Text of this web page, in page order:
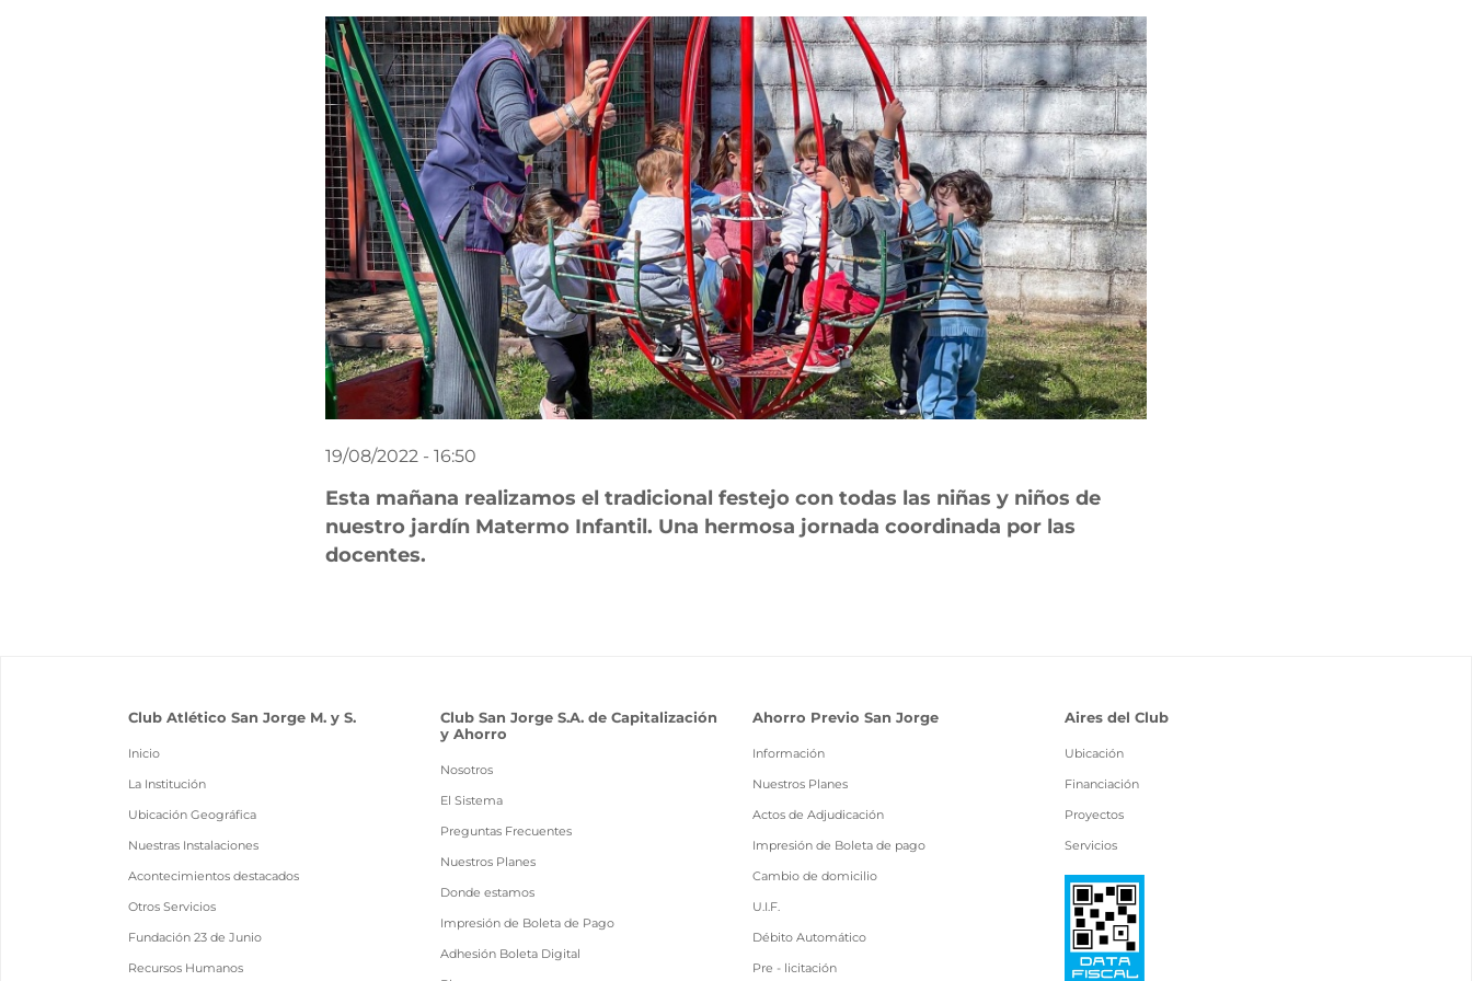
19/08/2022 - 16:50
Esta mañana realizamos el tradicional festejo con todas las niñas y niños de
nuestro jardín Matermo Infantil. Una hermosa jornada coordinada por las
docentes.
Club Atlético San Jorge M. y S.
Inicio
La Institución
Ubicación Geográfica
Nuestras Instalaciones
Acontecimientos destacados
Otros Servicios
Fundación 23 de Junio
Recursos Humanos
Club San Jorge S.A. de Capitalización
y Ahorro
Nosotros
El Sistema
Preguntas Frecuentes
Nuestros Planes
Donde estamos
Impresión de Boleta de Pago
Adhesión Boleta Digital
Ahorro Previo San Jorge
Información
Nuestros Planes
Actos de Adjudicación
Impresión de Boleta de pago
Cambio de domicilio
U.I.F.
Débito Automático
Pre - licitación
Aires del Club
Ubicación
Financiación
Proyectos
Servicios